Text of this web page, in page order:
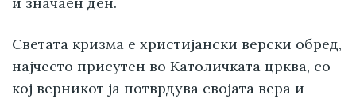
Светата кризма е христијански верски обред,
најчесто присутен во Католичката црква, со
кој верникот ја потврдува својата вера и